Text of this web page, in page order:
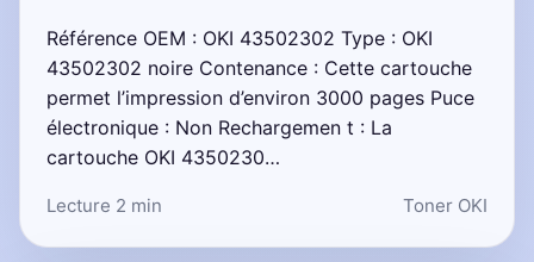
Référence OEM : OKI 43502302 Type : OKI
43502302 noire Contenance : Cette cartouche
permet l’impression d’environ 3000 pages Puce
électronique : Non Rechargemen t : La
cartouche OKI 4350230…
Lecture 2 min Toner OKI